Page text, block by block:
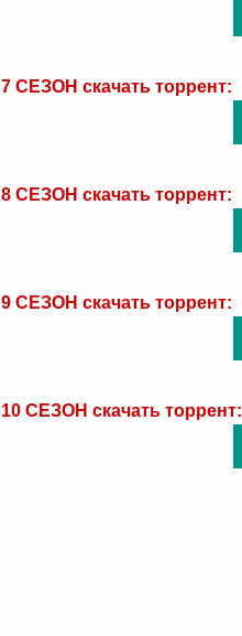
7 СЕЗОН скачать торрент:
8 СЕЗОН скачать торрент:
9 СЕЗОН скачать торрент:
10 СЕЗОН скачать торрент: